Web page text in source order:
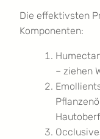
Die effektivsten
Komponenten:
– ziehen